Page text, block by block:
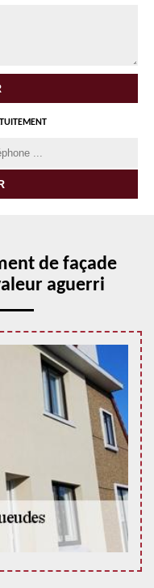
de façade
aguerri